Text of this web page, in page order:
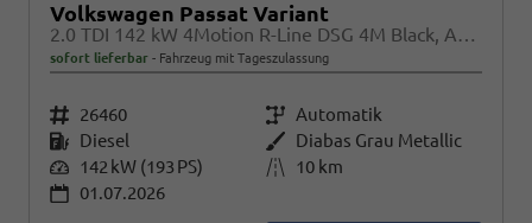
Volkswagen Passat Variant
2.0 TDI 142 kW 4Motion R-Line DSG 4M Black, AHK, IQ.Light, HUD, 19-Zoll, AreaView, Navi, Side
sofort lieferbar Fahrzeug mit Tageszulassung
Fahrzeugnr. 26460 Getriebe Automatik
Kraftstoff Diesel Außenfarbe Diabas Grau Metallic
Leistung 142 kW (193 PS) Kilometerstand
10 km
01.07.2026